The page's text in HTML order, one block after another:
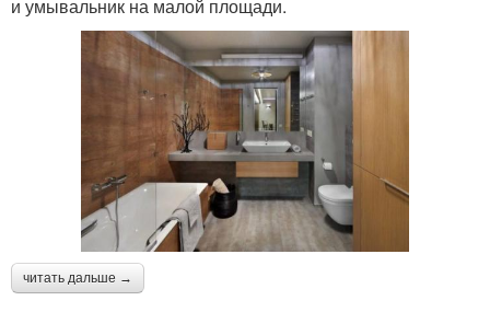
и умывальник на малой площади.
читать дальше →